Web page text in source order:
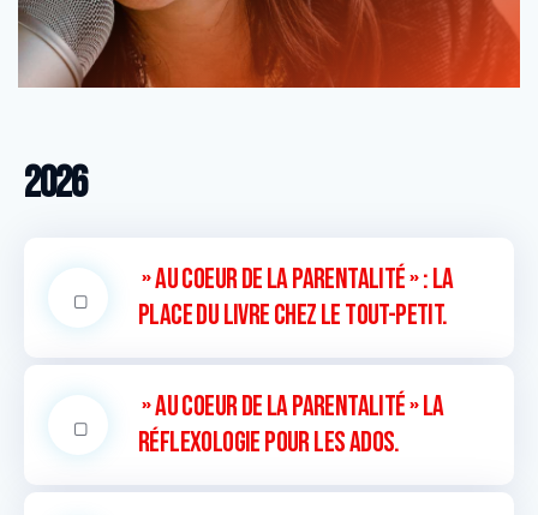
2026
» Au coeur de la parentalité » : La
place du livre chez le tout-petit.
» Au coeur de la parentalité » La
réflexologie pour les ados.